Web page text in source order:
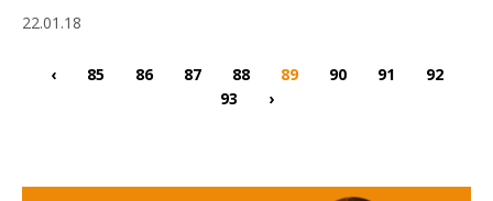
22.01.18
‹ 85 86 87 88 89 90 91
92
93
›